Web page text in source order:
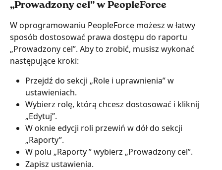
„Prowadzony cel” w PeopleForce
W oprogramowaniu PeopleForce możesz w łatwy
sposób dostosować prawa dostępu do raportu
„Prowadzony cel”. Aby to zrobić, musisz wykonać
następujące kroki:
Przejdź do sekcji „Role i uprawnienia” w
ustawieniach.
Wybierz rolę, którą chcesz dostosować i kliknij
„Edytuj”.
W oknie edycji roli przewiń w dół do sekcji
„Raporty”.
W polu „Raporty ” wybierz „Prowadzony cel”.
Zapisz ustawienia.